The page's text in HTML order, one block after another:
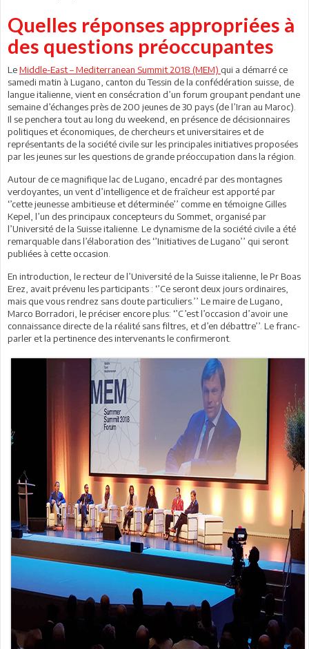
Quelles réponses appropriées à
des questions préoccupantes
LeMiddle-East – Mediterranean Summit 2018 (MEM) qui a démarré ce
samedi matin à Lugano, canton du Tessin de la confédération suisse, de
langue italienne, vient en consécration d’un forum groupant pendant une
semaine d’échanges près de 200 jeunes de 30 pays (de l’Iran au Maroc).
Il se penchera tout au long du weekend, en présence de décisionnaires
politiques et économiques, de chercheurs et universitaires et de
représentants de la société civile sur les principales initiatives proposées
par les jeunes sur les questions de grande préoccupation dans la région.
Autour de ce magnifique lac de Lugano, encadré par des montagnes
verdoyantes, un vent d’intelligence et de fraîcheur est apporté par
‘’cette jeunesse ambitieuse et déterminée’’ comme en témoigne Gilles
Kepel, l’un des principaux concepteurs du Sommet, organisé par
l’Université de la Suisse italienne. Le dynamisme de la société civile a été
remarquable dans l’élaboration des ‘’Initiatives de Lugano’’ qui seront
publiées à cette occasion.
En introduction, le recteur de l’Université de la Suisse italienne, le Pr Boas
Erez, avait prévenu les participants : ‘’Ce seront deux jours ordinaires,
mais que vous rendrez sans doute particuliers.’’ Le maire de Lugano,
Marco Borradori, le préciser encore plus: ‘’C’est l’occasion d’avoir une
connaissance directe de la réalité sans filtres, et d’en débattre’’. Le franc-
parler et la pertinence des intervenants le confirmeront.